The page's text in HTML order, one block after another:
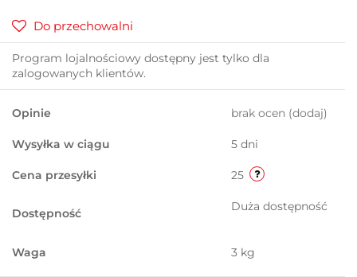
Do przechowalni
Program lojalnościowy dostępny jest tylko dla
zalogowanych klientów.
Opinie brak ocen (dodaj)
Wysyłka w ciągu 5 dni
Cena przesyłki 25
Dostępność Duża dostępność
Waga 3 kg